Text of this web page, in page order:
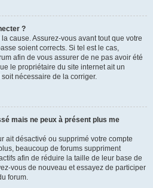
?
cause. Assurez-vous avant tout que votre
soient corrects. Si tel est le cas,
afin de vous assurer de ne pas avoir été
le propriétaire du site internet ait un
nécessaire de la corriger.
mais ne peux à présent plus me
ait désactivé ou supprimé votre compte
beaucoup de forums suppriment
afin de réduire la taille de leur base de
vous de nouveau et essayez de participer
forum.